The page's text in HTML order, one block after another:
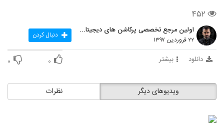
۴۵۲
اولین مرجع تخصصی پرکاشن های دیجیتال در ایران
۲۲ فروردین ۱۳۹۷ دنبال کردن
دانلود بیشتر ۰ ۰
نظرات ویدیوهای دیگر